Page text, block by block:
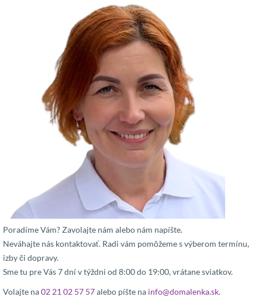
Poradíme Vám? Zavolajte nám alebo nám napíšte.
Neváhajte nás kontaktovať. Radi vám pomôžeme s výberom termínu,
izby či dopravy.
Sme tu pre Vás 7 dní v týždni od 8:00 do 19:00, vrátane sviatkov.
Volajte na02 21 02 57 57alebo píšte na info@domalenka.sk.